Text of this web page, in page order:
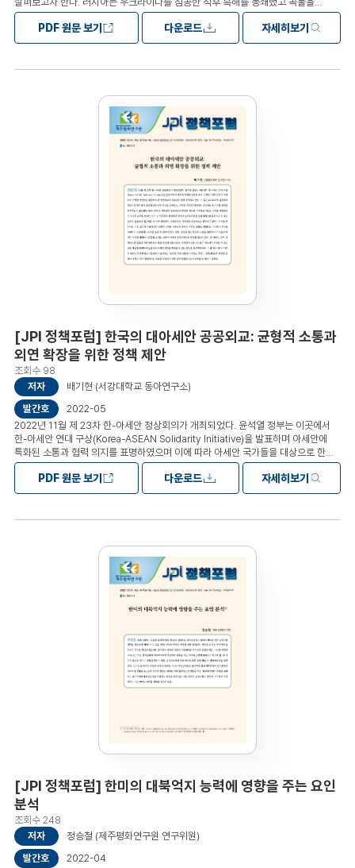
수출하는 우크라이나 항구 도시들도 봉쇄됨에 따라 세계적인 식량위기가 촉발되었다.
에너지 안보에서 해상수송이 중요한 이유는 석유(원유)나 천연가스와 같은 주요
에너지 자원이 필요한 곳으로의 수송이 많은 경우에 해상수송을 통해서 이루어지기
포함하여 미중 경쟁 같은 국가 간 갈등 등 다양한 요인이 해상수송의 안보를 위태롭게
가능성이 있다. 에너지원의 수입을 해상수송에 의존하는 한국 입장에서 해상수송로
또는 해상교통로 안보 위기는 국가안보 차원의 위기라는 전략적인 인식을 갖는 것이
중요하다. 주요 해상수송로 안보를 위해 한국은 다양한 해양안보 네트워크나 국가 간
협력체에 참여하는 다자적인 노력이 필요하며, 해상수송 안보에 영향을 미칠 수 있는
주요 항로나 해상요충지를 위협하는 요인에 대한 최신 정보를 확보하고 이를
바탕으로 효과적인 대응 방안을 마련하는 것이 필요하다.목차Ⅰ. 서론 Ⅱ. 에너지
안보에서 해상수송로 안보의 중요성 (1) 에너지 안보의 정의 (2) 해상수송로 안보의
PDF 원문 보기 다운로드 자세히보기
[JPI 정책포럼] 한국의 대아세안 공공외교: 균형적 소통과
외연 확장을 위한 정책 제안
조회수 98
저자
배기현 (서강대학교 동아연구소)
발간호
2022-05
2022년 11월 제 23차 한-아세안 정상회의가 개최되었다. 윤석열 정부는 이곳에서
한-아세안 연대 구상(Korea-ASEAN Solidarity Initiative)을 발표하며 아세안에
특화된 소통과 협력 의지를 표명하였으며 이에 따라 아세안 국가들을 대상으로 한
공공외교의 중요성도 함께 부각되고 있다. 이 글은 소프트파워 담론과의
연결선상에서 한국 공공외교의 주된 특징을 살펴보고, 이러한 특징이 대아세안
공공외교에 어떠한 과제를 던져주는지 검토한다. 또한, 한국의 대아세안 공공외교의
시민과의 관계에서 한국이 소프트파워를 증진시키는데 효과적일 수 있는 보완적
긍정적 이미지를 투사하는 기존 방식에 머물기보다 보편적 가치를 기준으로 한국의
어두운 단면을 경험하는 시민들의 우려를 이해하고 소통하려는 노력을 늘릴 수
있어야 한다. 또한, 진정성 있는 쌍방향 소통을 위해 한국 시민들이 아세안 지역을
이해하고 존중할 수 있는 교육의 기회를 중장기적으로 확대할 필요가 있다. 더
나아가, 정부, 사회주도층 중심의 기존 네트워크 형성 방식에 머물기보다, 아세안의
보통 시민들의 목소리가 반영될 수 있는 소통 채널을 마련하여 공공외교 주체의
범위를 확장할 수 있는 방안을 강구해야 한다. 이와 같은 제안이 제2차 대한민국
공공외교 기본계획이 강조하는 “글로벌 가치 실현에 기여하는 국가,” “세계시민교육
확산을 통해 연대하는 국가” 건설이라는 목표를 달성하기 위한 일부 방법론으로서
검토될 수 있길 기대한다.목차1. 서론 2. 한국 공공외교의 특징과 대아세안 접근법 (1)
아세안 시민의 공공외교 참여 확대
PDF 원문 보기 다운로드 자세히보기
[JPI 정책포럼] 한미의 대북억지 능력에 영향을 주는 요인
분석
조회수 248
저자
정승철 (제주평화연구원 연구위원)
발간호
2022-04